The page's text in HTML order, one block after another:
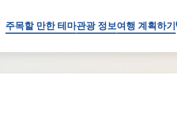
주목할 만한 테마관광 정보여행 계획하기